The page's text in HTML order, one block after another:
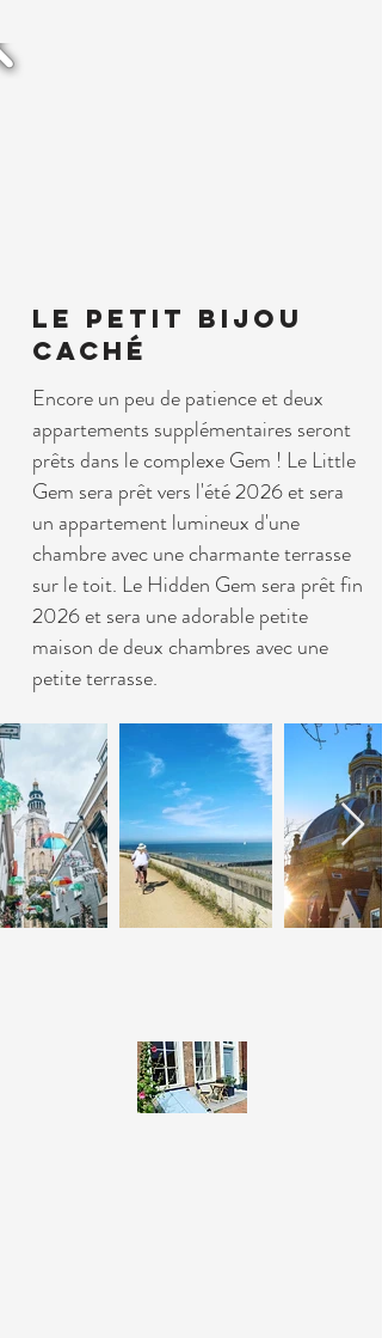
Le petit bijou
caché
Encore un peu de patience et deux
appartements supplémentaires seront
prêts dans le complexe Gem ! Le Little
Gem sera prêt vers l'été 2026 et sera
un appartement lumineux d'une
chambre avec une charmante terrasse
sur le toit. Le Hidden Gem sera prêt fin
2026 et sera une adorable petite
maison de deux chambres avec une
petite terrasse.